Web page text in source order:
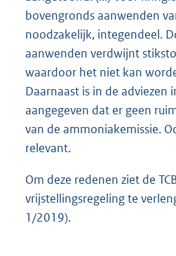
bovengronds aanwenden
noodzakelijk, integendeel.
aanwenden verdwijnt
waardoor het niet kan
Daarnaast is in de adviezen
aangegeven dat er geen
van de ammoniakemissie.
relevant.
Om deze redenen ziet de
vrijstellingsregeling te
1/2019).